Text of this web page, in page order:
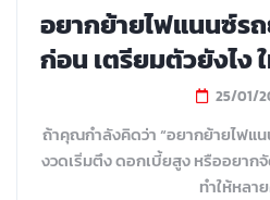
อยากย้ายไฟแนนซ์ร
ก่อน เตรียมตัวยังไง
25/01/
ถ้าคุณกำลังคิดว่า “อยากย้ายไฟแน
งวดเริ่มตึง ดอกเบี้ยสูง หรืออยาก
ทำให้หลา